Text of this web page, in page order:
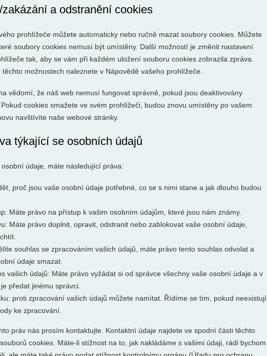
a odstranění cookies
prohlížeče můžete automaticky nebo ručně mazat soubory cookies. Můžete
soubory cookies nemusí být umístěny. Další možností je změnit nastavení
tak, aby se vám při každém uložení souboru cookies zobrazila zpráva.
možnostech naleznete v Nápovědě vašeho prohlížeče.
vědomí, že náš web nemusí fungovat správně, pokud jsou deaktivovány
cookies smažete ve svém prohlížeči, budou znovu umístěny po vašem
navštívíte naše webové stránky.
týkající se osobních údajů
údaje, máte následující práva:
proč jsou vaše osobní údaje potřebné, co se s nimi stane a jak dlouho budou
Máte právo na přístup k vašim osobním údajům, které jsou nám známy.
Máte právo doplnit, opravit, odstranit nebo zablokovat vaše osobní údaje,
souhlas se zpracováním vašich údajů, máte právo tento souhlas odvolat a
údaje smazat.
vašich údajů: Máte právo vyžádat si od správce všechny vaše osobní údaje a v
předat jinému správci.
proti zpracování vašich údajů můžete namítat. Řídíme se tím, pokud neexistují
ke zpracování.
práv nás prosím kontaktujte. Kontaktní údaje najdete ve spodní části těchto
cookies. Máte-li stížnost na to, jak nakládáme s vašimi údaji, rádi bychom